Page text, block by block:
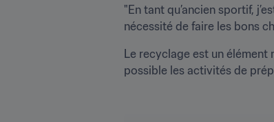
"En tant qu’ancien sportif,
nécessité de faire les bons
Le recyclage est un élément
possible les activités de